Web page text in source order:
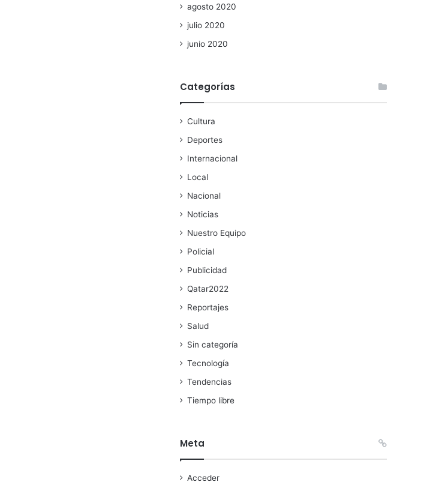
agosto 2020
julio 2020
junio 2020
Categorías
Cultura
Deportes
Internacional
Local
Nacional
Noticias
Nuestro Equipo
Policial
Publicidad
Qatar2022
Reportajes
Salud
Sin categoría
Tecnología
Tendencias
Tiempo libre
Meta
Acceder